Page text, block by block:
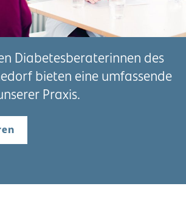
Diabetesberaterinnen des
bieten eine umfassende
Praxis.